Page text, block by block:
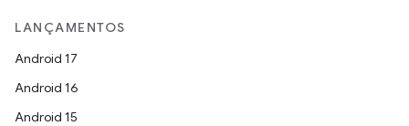
LANÇAMENTOS
Android 17
Android 16
Android 15